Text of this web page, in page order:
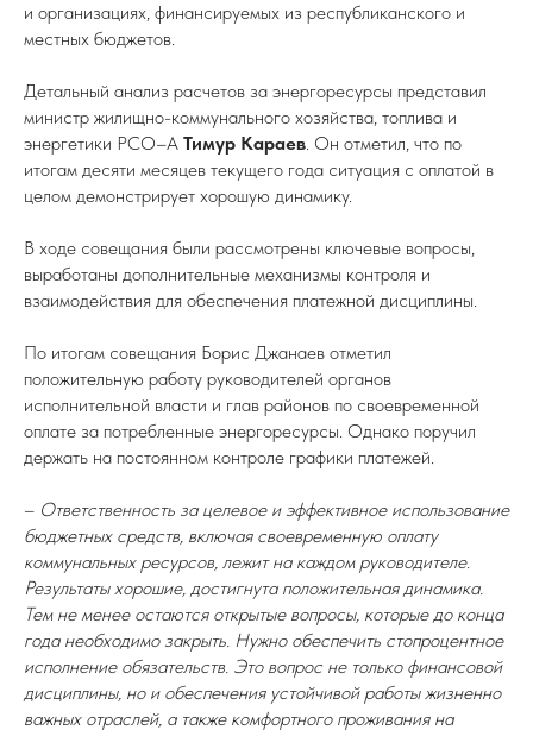
и организациях, финансируемых из республиканского и
местных бюджетов.
Детальный анализ расчетов за энергоресурсы представил
министр жилищно-коммунального хозяйства, топлива и
энергетики РСО–А Тимур Караев. Он отметил, что по
итогам десяти месяцев текущего года ситуация с оплатой в
целом демонстрирует хорошую динамику.
В ходе совещания были рассмотрены ключевые вопросы,
выработаны дополнительные механизмы контроля и
взаимодействия для обеспечения платежной дисциплины.
По итогам совещания Борис Джанаев отметил
положительную работу руководителей органов
исполнительной власти и глав районов по своевременной
оплате за потребленные энергоресурсы. Однако поручил
держать на постоянном контроле графики платежей.
– Ответственность за целевое и эффективное использование
бюджетных средств, включая своевременную оплату
коммунальных ресурсов, лежит на каждом руководителе.
Результаты хорошие, достигнута положительная динамика.
Тем не менее остаются открытые вопросы, которые до конца
года необходимо закрыть. Нужно обеспечить стопроцентное
исполнение обязательств. Это вопрос не только финансовой
дисциплины, но и обеспечения устойчивой работы жизненно
важных отраслей, а также комфортного проживания на